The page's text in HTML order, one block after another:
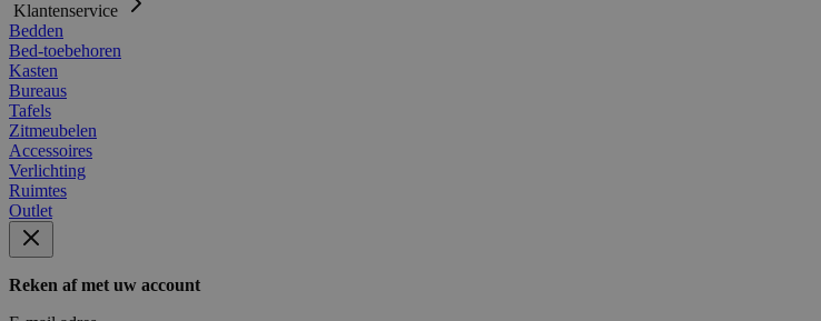
Klantenservice
Bedden
Bed-toebehoren
Kasten
Bureaus
Tafels
Zitmeubelen
Accessoires
Verlichting
Ruimtes
Outlet
Reken af met uw account